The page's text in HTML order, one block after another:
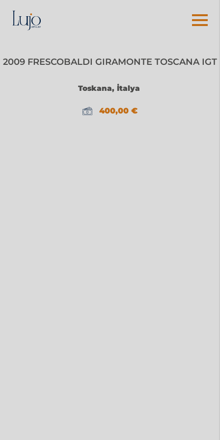
2009 FRESCOBALDI GIRAMONTE TOSCANA IGT
Toskana, İtalya
400,00 €